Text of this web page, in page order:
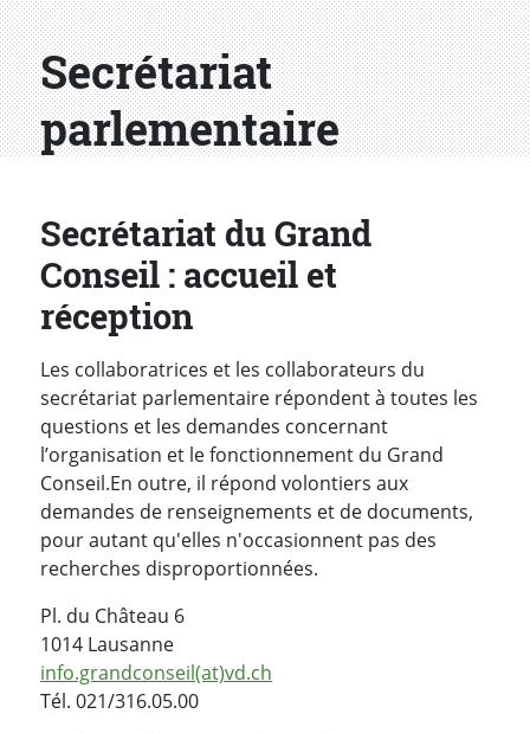
Secrétariat
parlementaire
Secrétariat du Grand
Conseil : accueil et
réception
Les collaboratrices et les collaborateurs du
secrétariat parlementaire répondent à toutes les
questions et les demandes concernant
l’organisation et le fonctionnement du Grand
Conseil.En outre, il répond volontiers aux
demandes de renseignements et de documents,
pour autant qu'elles n'occasionnent pas des
recherches disproportionnées.
Pl. du Château 6
1014 Lausanne
info.grandconseil(at)vd.ch
Tél. 021/316.05.00